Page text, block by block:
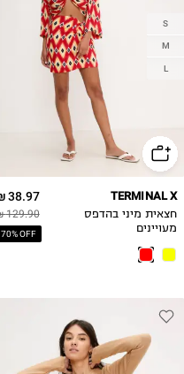
S
M
L
38.97 ₪
129.90 ₪
70% OFF
TERMINAL X
חצאית מיני בהדפס
מעויינים